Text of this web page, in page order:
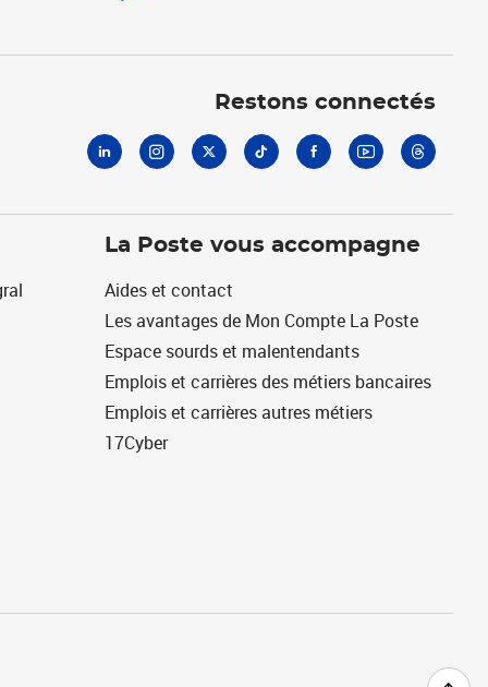
Restons connectés
La Poste vous accompagne
Aides et contact
Les avantages de Mon Compte La Poste
Espace sourds et malentendants
Emplois et carrières des métiers bancaires
Emplois et carrières autres métiers
17Cyber